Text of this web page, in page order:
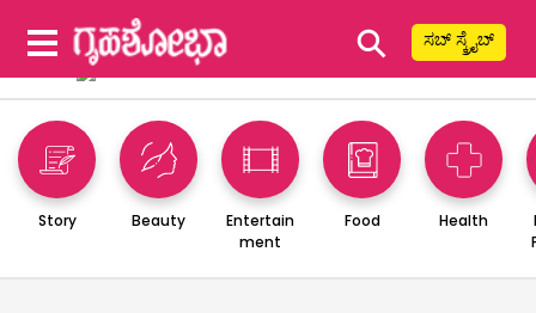
⚲ ಸಬ್ ಸ್ಕ್ರೈಬ್
Story Beauty
Entertain
ment
Food Health